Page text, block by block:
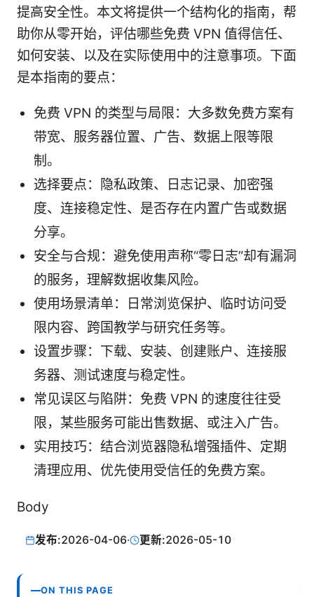
提高安全性。本文将提供一个结构化的指南，帮
助你从零开始，评估哪些免费 VPN 值得信任、
如何安装、以及在实际使用中的注意事项。下面
是本指南的要点：
免费 VPN 的类型与局限：大多数免费方案有
带宽、服务器位置、广告、数据上限等限
制。
选择要点：隐私政策、日志记录、加密强
度、连接稳定性、是否存在内置广告或数据
分享。
安全与合规：避免使用声称“零日志”却有漏洞
的服务，理解数据收集风险。
使用场景清单：日常浏览保护、临时访问受
限内容、跨国教学与研究任务等。
设置步骤：下载、安装、创建账户、连接服
务器、测试速度与稳定性。
常见误区与陷阱：免费 VPN 的速度往往受
限，某些服务可能出售数据、或注入广告。
实用技巧：结合浏览器隐私增强插件、定期
清理应用、优先使用受信任的免费方案。
Body
发布:2026-04-06· 更新:2026-05-10
ON THIS PAGE